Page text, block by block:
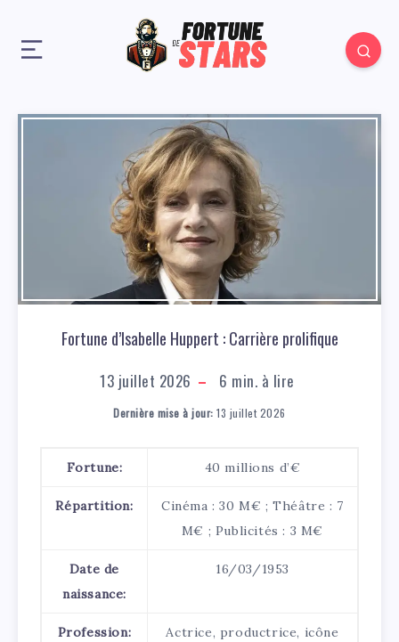
Fortune d’Isabelle Huppert : Carrière prolifique
13 juillet 2026 6 min. à lire
Dernière mise à jour: 13 juillet 2026
Fortune: 40 millions d’€
Répartition:
Cinéma : 30 M€ ; Théâtre : 7
M€ ; Publicités : 3 M€
Date de
naissance:
16/03/1953
Profession:
Actrice, productrice, icône